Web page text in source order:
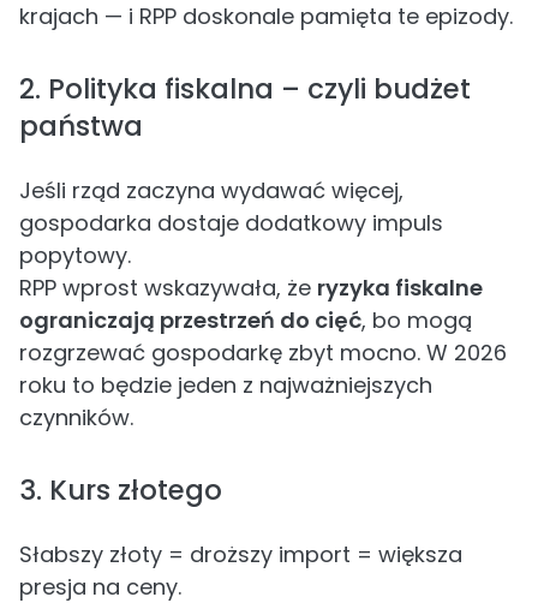
krajach — i RPP doskonale pamięta te epizody.
2. Polityka fiskalna – czyli budżet
państwa
Jeśli rząd zaczyna wydawać więcej,
gospodarka dostaje dodatkowy impuls
popytowy.
RPP wprost wskazywała, że ryzyka fiskalne
ograniczają przestrzeń do cięć, bo mogą
rozgrzewać gospodarkę zbyt mocno. W 2026
roku to będzie jeden z najważniejszych
czynników.
3. Kurs złotego
Słabszy złoty = droższy import = większa
presja na ceny.